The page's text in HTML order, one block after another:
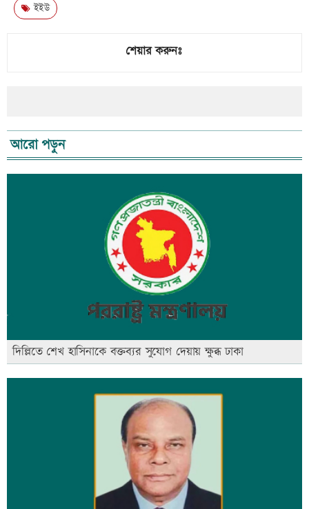
ইইউ
শেয়ার করুনঃ
আরো পড়ুন
দিল্লিতে শেখ হাসিনাকে বক্তব্যর সুযোগ দেয়ায় ক্ষুব্ধ ঢাকা